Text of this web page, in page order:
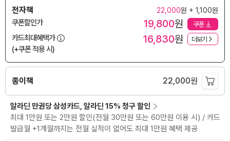
전자책 22,000원 + 1,100원
쿠폰할인가 19,800원 쿠폰
카드최대혜택가
(+쿠폰 적용 시)
16,830원 더보기
종이책 22,000원
알라딘 만권당 삼성카드, 알라딘 15% 청구 할인
최대 1만원 또는 2만원 할인(전월 30만원 또는 60만원 이용 시) / 카드
발급월 +1개월까지는 전월 실적이 없어도 최대 1만원 혜택 제공